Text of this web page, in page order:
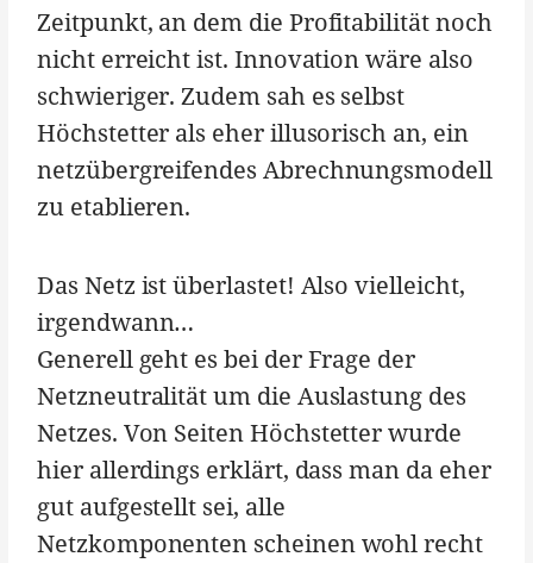
Zeitpunkt, an dem die Profitabilität noch
nicht erreicht ist. Innovation wäre also
schwieriger. Zudem sah es selbst
Höchstetter als eher illusorisch an, ein
netzübergreifendes Abrechnungsmodell
zu etablieren.
Das Netz ist überlastet! Also vielleicht,
irgendwann…
Generell geht es bei der Frage der
Netzneutralität um die Auslastung des
Netzes. Von Seiten Höchstetter wurde
hier allerdings erklärt, dass man da eher
gut aufgestellt sei, alle
Netzkomponenten scheinen wohl recht